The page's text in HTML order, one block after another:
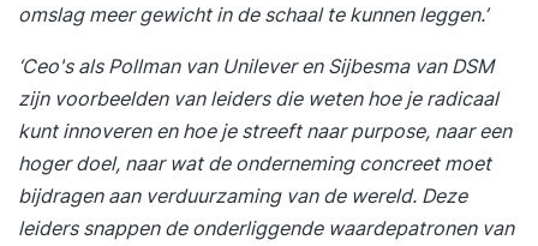
omslag meer gewicht in de schaal te kunnen leggen.’
‘Ceo's als Pollman van Unilever en Sijbesma van DSM
zijn voorbeelden van leiders die weten hoe je radicaal
kunt innoveren en hoe je streeft naar purpose, naar een
hoger doel, naar wat de onderneming concreet moet
bijdragen aan verduurzaming van de wereld. Deze
leiders snappen de onderliggende waardepatronen van